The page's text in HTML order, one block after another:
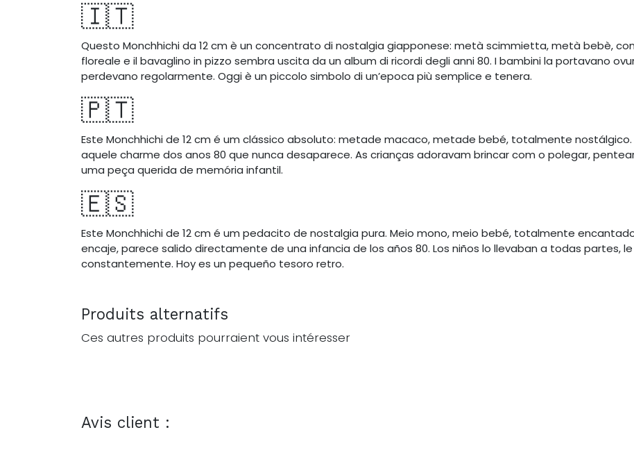
🇮🇹
Questo Monchhichi da 12 cm è un concentrato di nostalgia giapponese: metà scimmietta, metà bebè,
floreale e il bavaglino in pizzo sembra uscita da un album di ricordi degli anni 80. I bambini la portavano
perdevano regolarmente. Oggi è un piccolo simbolo di un’epoca più semplice e tenera.
🇵🇹
Este Monchhichi de 12 cm é um clássico absoluto: metade macaco, metade bebé, totalmente
aquele charme dos anos 80 que nunca desaparece. As crianças adoravam brincar com o polegar,
uma peça querida de memória infantil.
🇪🇸
Este Monchhichi de 12 cm é um pedacito de nostalgia pura. Meio mono, meio bebé, totalmente
encaje, parece salido directamente de una infancia de los años 80. Los niños lo llevaban a todas partes,
constantemente. Hoy es un pequeño tesoro retro.
Produits alternatifs
Ces autres produits pourraient vous intéresser
Avis client :